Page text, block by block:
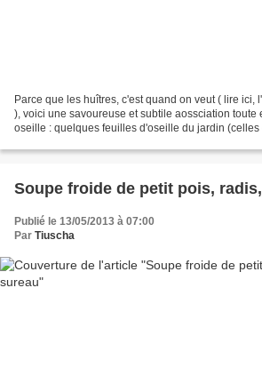
Parce que les huîtres, c'est quand on veut ( lire ici,
), voici une savoureuse et subtile aossciation toute
oseille : quelques feuilles d'oseille du jardin
Soupe froide de petit pois,
Publié le 13/05/2013 à 07:00
Par Tiuscha